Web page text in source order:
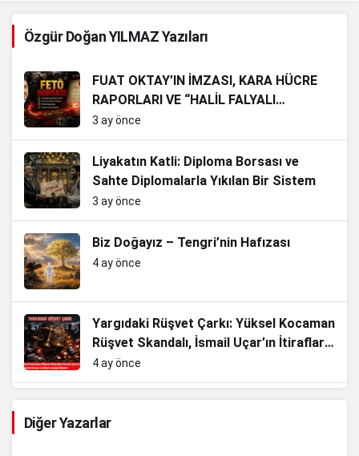
Özgür Doğan YILMAZ Yazıları
FUAT OKTAY’IN İMZASI, KARA HÜCRE
RAPORLARI VE “HALİL FALYALI
YAŞIYOR” DOSYASI BAĞLANTILARI
3 ay önce
Liyakatın Katli: Diploma Borsası ve
Sahte Diplomalarla Yıkılan Bir Sistem
3 ay önce
Biz Doğayız – Tengri’nin Hafızası
4 ay önce
Yargıdaki Rüşvet Çarkı: Yüksel Kocaman
Rüşvet Skandalı, İsmail Uçar’ın İtirafları,
HSK’nın Koruma Duvarı ve Basın Ayağı
İddiaları
4 ay önce
7 ay önce
Diğer Yazarlar